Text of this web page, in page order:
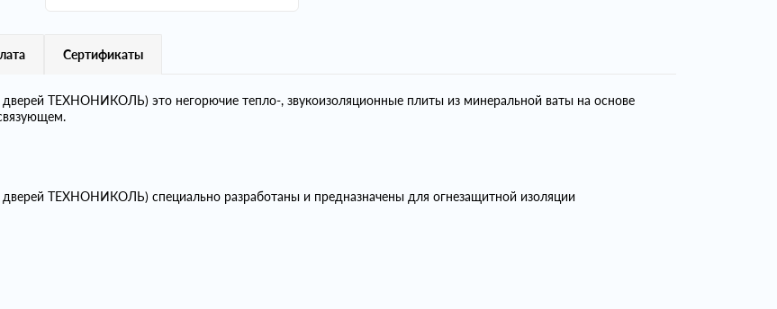
Сертификаты
ТЕХНОНИКОЛЬ) это негорючие тепло-, звукоизоляционные плиты из минеральной ваты на основе
ТЕХНОНИКОЛЬ) специально разработаны и предназначены для огнезащитной изоляции